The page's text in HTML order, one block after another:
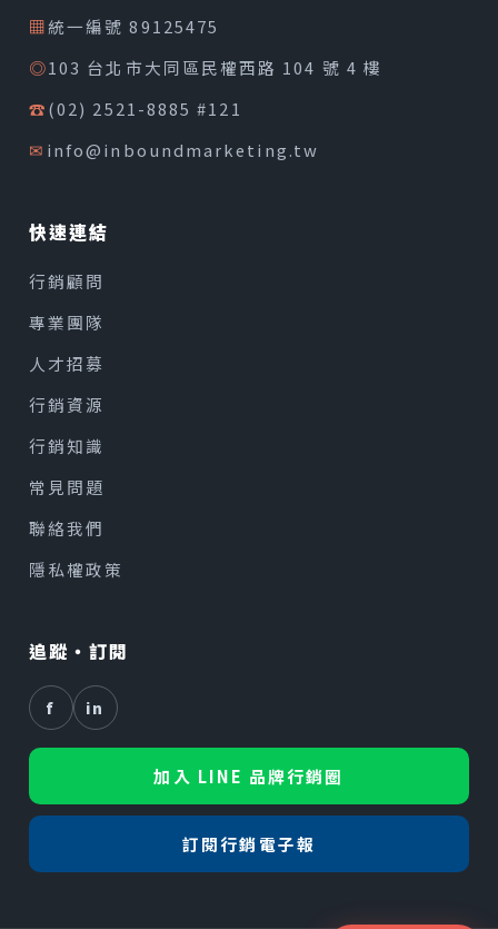
▦統一編號 89125475
◎103 台北市大同區民權西路 104 號 4 樓
☎(02) 2521-8885 #121
✉ info@inboundmarketing.tw
快速連結
行銷顧問
專業團隊
人才招募
行銷資源
行銷知識
常見問題
聯絡我們
隱私權政策
追蹤・訂閱
f in
加入 LINE 品牌行銷圈
訂閱行銷電子報